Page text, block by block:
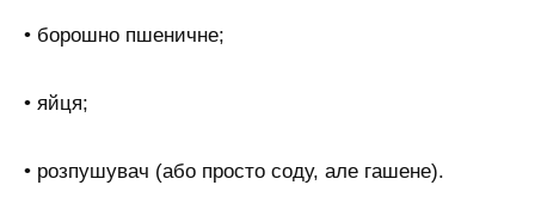
• борошно пшеничне;
• яйця;
• розпушувач (або просто соду, але гашене).